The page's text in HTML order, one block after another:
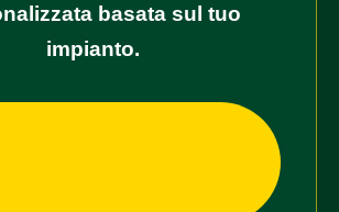
basata sul tuo
impianto.